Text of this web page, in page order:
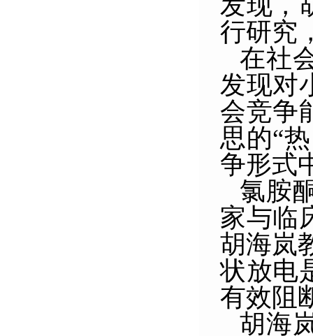
行研究
在社
发现对
会竞争
思的“
争形式
氯胺
家与临
胡海岚
状放电
有效阻
胡海